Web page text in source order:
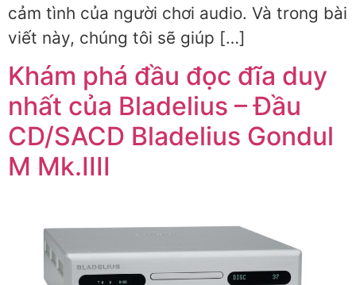
cảm tình của người chơi audio. Và trong bài
viết này, chúng tôi sẽ giúp […]
Khám phá đầu đọc đĩa duy
nhất của Bladelius – Đầu
CD/SACD Bladelius Gondul
M Mk.IIII